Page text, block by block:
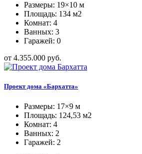
Размеры: 19×10 м
Площадь: 134 м2
Комнат: 4
Ванных: 3
Гаражей: 0
от 4.355.000 руб.
Проект дома «Бархатта»
Размеры: 17×9 м
Площадь: 124,53 м2
Комнат: 4
Ванных: 2
Гаражей: 2